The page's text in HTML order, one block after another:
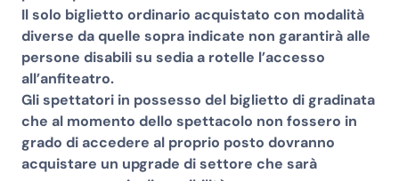
Il solo biglietto ordinario acquistato con modalità
diverse da quelle sopra indicate non garantirà alle
persone disabili su sedia a rotelle l’accesso
all’anfiteatro.
Gli spettatori in possesso del biglietto di gradinata
che al momento dello spettacolo non fossero in
grado di accedere al proprio posto dovranno
acquistare un upgrade di settore che sarà